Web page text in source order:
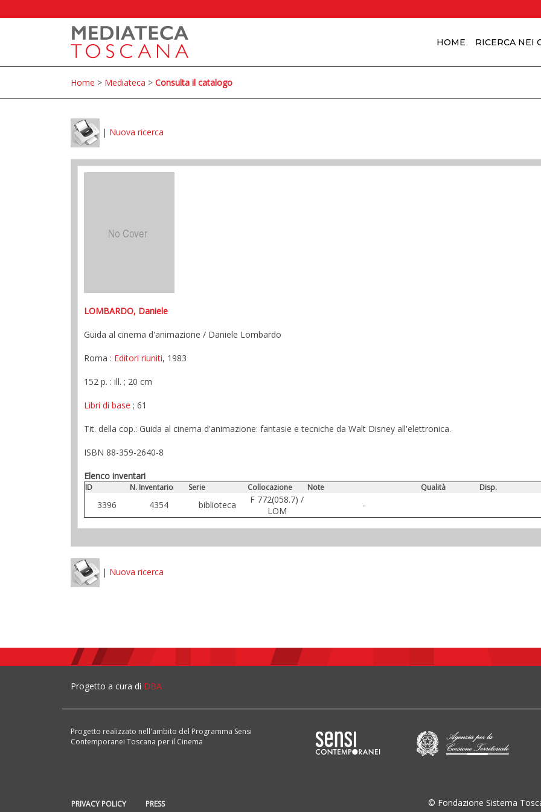
HOME RICERCA NEI
Home > Mediateca > Consulta il catalogo
| Nuova ricerca
LOMBARDO, Daniele
Guida al cinema d'animazione / Daniele Lombardo
Roma : Editori riuniti, 1983
152 p. : ill. ; 20 cm
Libri di base ; 61
Tit. della cop.: Guida al cinema d'animazione: fantasie e tecniche da Walt Disney all'elettronica.
ISBN 88-359-2640-8
Elenco inventari
ID N. Inventario Serie Collocazione Note Qualità Disp.
3396 4354 biblioteca
F 772(058.7) /
LOM
-
| Nuova ricerca
Progetto a cura di DBA
Progetto realizzato nell'ambito del Programma Sensi
Contemporanei Toscana per il Cinema
PRIVACY POLICY PRESS © Fondazione Sistema